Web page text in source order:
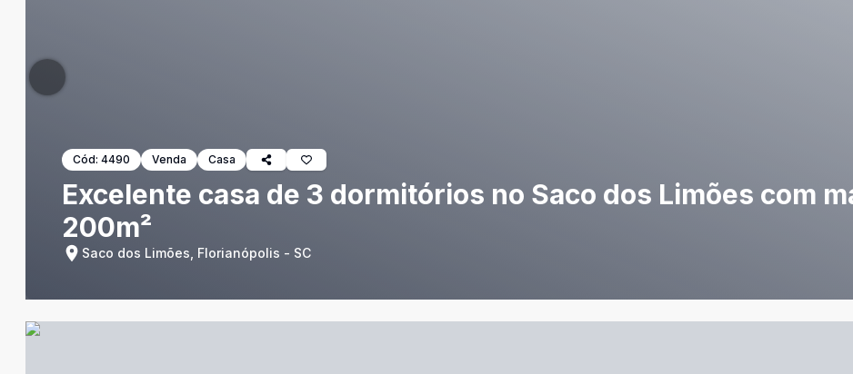
Cód: 4490 Venda Casa
Excelente casa de 3 dormitórios no Saco dos Limões com
200m²
Saco dos Limões, Florianópolis - SC